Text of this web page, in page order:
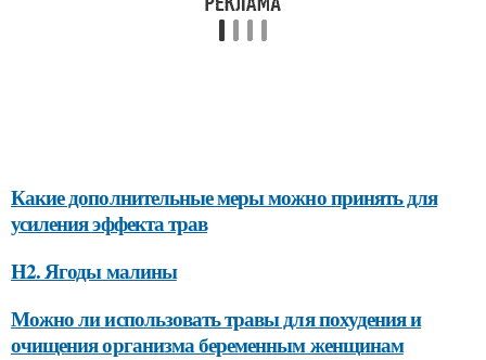
Какие дополнительные меры можно принять для
усиления эффекта трав
H2. Ягоды малины
Можно ли использовать травы для похудения и
очищения организма беременным женщинам